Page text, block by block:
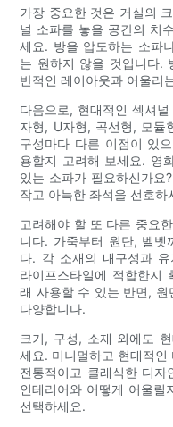
가장 중요한 것은 거실의
널 소파를 놓을 공간의 치
세요. 방을 압도하는 소파
는 원하지 않을 것입니다.
반적인 레이아웃과 어울리
다음으로, 현대적인 섹셔
자형, U자형, 곡선형, 모듈
구성마다 다른 이점이 있
용할지 고려해 보세요. 영
있는 소파가 필요하신가요
작고 아늑한 좌석을 선호하
고려해야 할 또 다른 중요
니다. 가죽부터 원단, 벨벳
다. 각 소재의 내구성과
라이프스타일에 적합한지
래 사용할 수 있는 반면,
다양합니다.
크기, 구성, 소재 외에도
세요. 미니멀하고 현대적
전통적이고 클래식한 디
인테리어와 어떻게 어울
선택하세요.